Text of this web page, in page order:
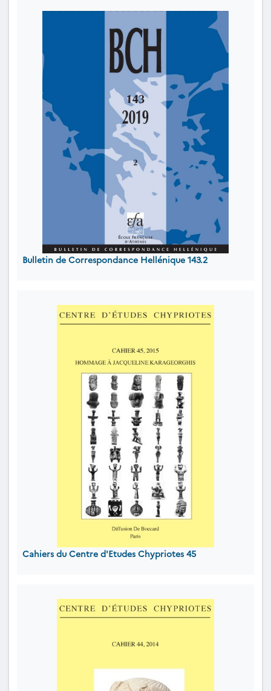
Bulletin de Correspondance Hellénique 143.2
Cahiers du Centre d'Etudes Chypriotes 45